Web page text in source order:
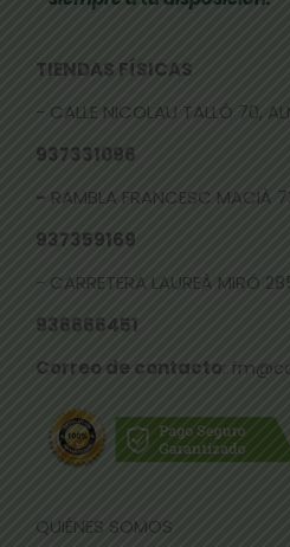
TIENDAS FÍSICAS
- CALLE NICOLAU TALLÓ 70,
937331096
- RAMBLA FRANCESC MACIÀ
937359169
- CARRETERA LAUREÀ MIRÓ
936666451
Correo de contacto:
QUIÉNES SOMOS